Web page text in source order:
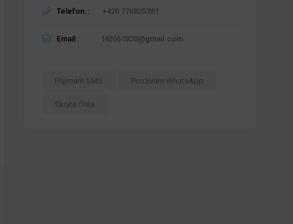
Telefon: : +420 776835281
Email : l42661820@gmail.com
Přijímám SMS Používám WhatsApp
Skrytá čísla